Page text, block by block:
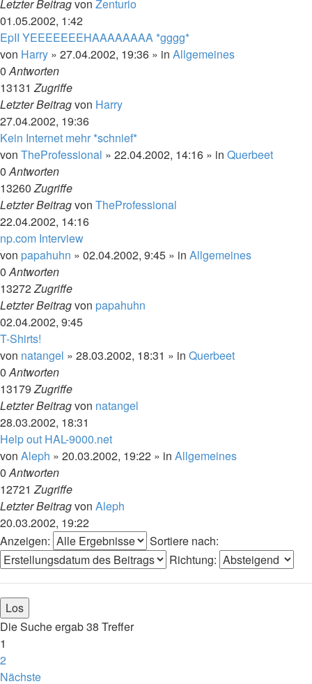
Letzter Beitragvon Zenturio
01.05.2002, 1:42
EpII YEEEEEEEHAAAAAAAA *gggg*
von Harry » 27.04.2002, 19:36 » in Allgemeines
0Antworten
13131Zugriffe
Letzter Beitragvon Harry
27.04.2002, 19:36
Kein Internet mehr *schnief*
von TheProfessional » 22.04.2002, 14:16 » in Querbeet
0Antworten
13260Zugriffe
Letzter Beitragvon TheProfessional
22.04.2002, 14:16
np.com Interview
von papahuhn » 02.04.2002, 9:45 » in Allgemeines
0Antworten
13272Zugriffe
Letzter Beitragvon papahuhn
02.04.2002, 9:45
T-Shirts!
von natangel » 28.03.2002, 18:31 » in Querbeet
0Antworten
13179Zugriffe
Letzter Beitragvon natangel
28.03.2002, 18:31
Help out HAL-9000.net
von Aleph » 20.03.2002, 19:22 » in Allgemeines
0Antworten
12721Zugriffe
Letzter Beitragvon Aleph
20.03.2002, 19:22
Anzeigen:
Sortiere nach:
Richtung:
Die Suche ergab 38 Treffer
1
2
Nächste